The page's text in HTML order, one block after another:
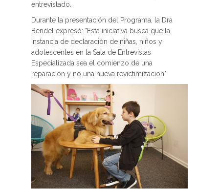
entrevistado.
Durante la presentación del Programa, la Dra
Bendel expresó: "Esta iniciativa busca que la
instancia de declaración de niñas, niños y
adolescentes en la Sala de Entrevistas
Especializada sea el comienzo de una
reparación y no una nueva revictimizacion"